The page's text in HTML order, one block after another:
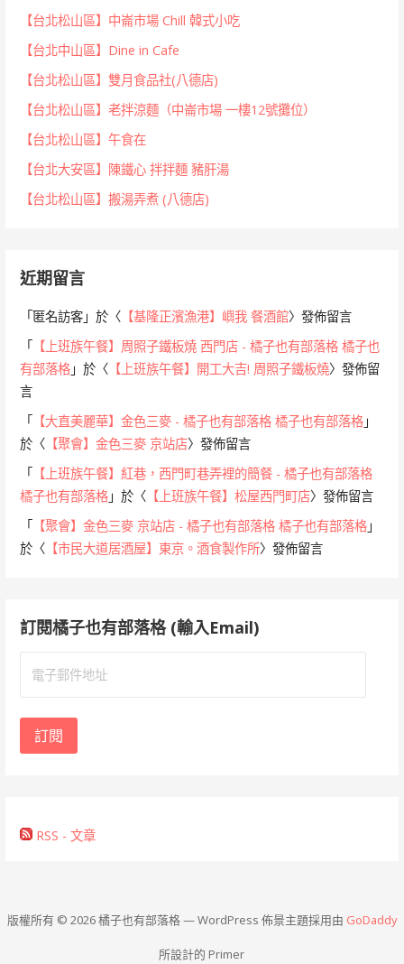
【台北松山區】中崙市場 Chill 韓式小吃
【台北中山區】Dine in Cafe
【台北松山區】雙月食品社(八德店)
【台北松山區】老拌涼麵（中崙市場 一樓12號攤位）
【台北松山區】午食在
【台北大安區】陳鐵心 拌拌麵 豬肝湯
【台北松山區】搬湯弄煮 (八德店)
近期留言
「匿名訪客 」於〈 【基隆正濱漁港】嶼我 餐酒館〉發佈留言
「 【上班族午餐】周照子鐵板燒 西門店 - 橘子也有部落格 橘子也
有部落格 」於〈 【上班族午餐】開工大吉! 周照子鐵板燒〉發佈留
言
「 【大直美麗華】金色三麥 - 橘子也有部落格 橘子也有部落格 」
於〈 【聚會】金色三麥 京站店〉發佈留言
「 【上班族午餐】紅巷，西門町巷弄裡的簡餐 - 橘子也有部落格
橘子也有部落格 」於〈 【上班族午餐】松屋西門町店〉發佈留言
「 【聚會】金色三麥 京站店 - 橘子也有部落格 橘子也有部落格 」
於〈 【市民大道居酒屋】東京。酒食製作所〉發佈留言
訂閱橘子也有部落格 (輸入Email)
地
訂閱
RSS - 文章
版權所有 © 2026 橘子也有部落格 — WordPress 佈景主題採用由 GoDaddy
所設計的 Primer